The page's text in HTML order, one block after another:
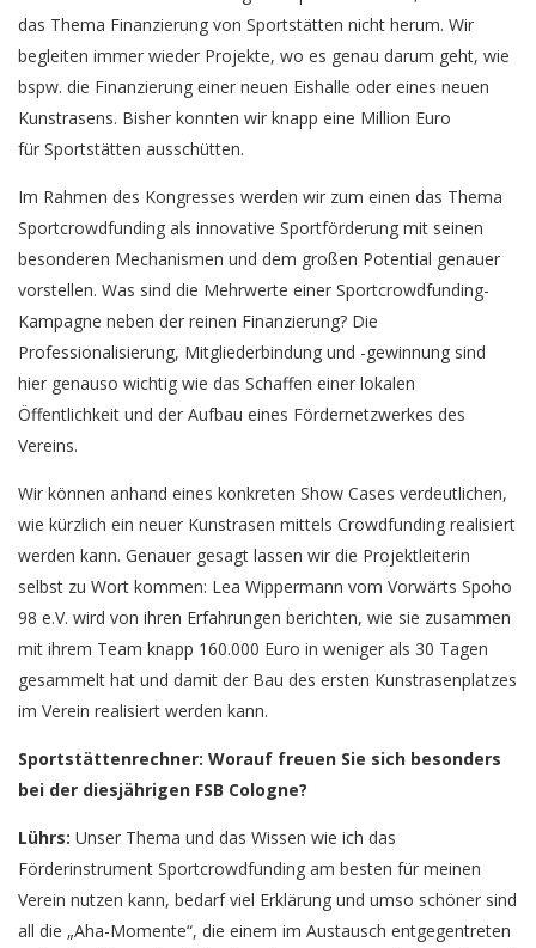
das Thema Finanzierung von Sportstätten nicht herum. Wir
begleiten immer wieder Projekte, wo es genau darum geht, wie
bspw. die Finanzierung einer neuen Eishalle oder eines neuen
Kunstrasens. Bisher konnten wir knapp eine Million Euro
für Sportstätten ausschütten.
Im Rahmen des Kongresses werden wir zum einen das Thema
Sportcrowdfunding als innovative Sportförderung mit seinen
besonderen Mechanismen und dem großen Potential genauer
vorstellen. Was sind die Mehrwerte einer Sportcrowdfunding-
Kampagne neben der reinen Finanzierung? Die
Professionalisierung, Mitgliederbindung und -gewinnung sind
hier genauso wichtig wie das Schaffen einer lokalen
Öffentlichkeit und der Aufbau eines Fördernetzwerkes des
Vereins.
Wir können anhand eines konkreten Show Cases verdeutlichen,
wie kürzlich ein neuer Kunstrasen mittels Crowdfunding realisiert
werden kann. Genauer gesagt lassen wir die Projektleiterin
selbst zu Wort kommen: Lea Wippermann vom Vorwärts Spoho
98 e.V. wird von ihren Erfahrungen berichten, wie sie zusammen
mit ihrem Team knapp 160.000 Euro in weniger als 30 Tagen
gesammelt hat und damit der Bau des ersten Kunstrasenplatzes
im Verein realisiert werden kann.
Sportstättenrechner: Worauf freuen Sie sich besonders
bei der diesjährigen FSB Cologne?
Lührs: Unser Thema und das Wissen wie ich das
Förderinstrument Sportcrowdfunding am besten für meinen
Verein nutzen kann, bedarf viel Erklärung und umso schöner sind
all die „Aha-Momente“, die einem im Austausch entgegentreten